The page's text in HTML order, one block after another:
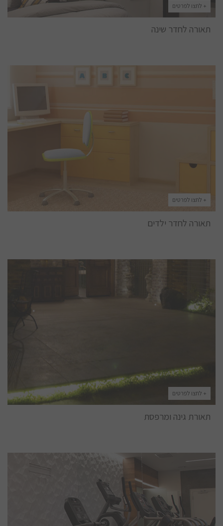
+ לחצו לפרטים
תאורה לחדר שינה
+ לחצו לפרטים
תאורה לחדר ילדים
+ לחצו לפרטים
תאורת גינה ומרפסת